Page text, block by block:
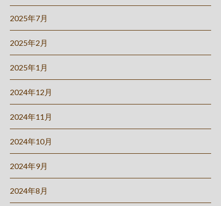
2025年7月
2025年2月
2025年1月
2024年12月
2024年11月
2024年10月
2024年9月
2024年8月